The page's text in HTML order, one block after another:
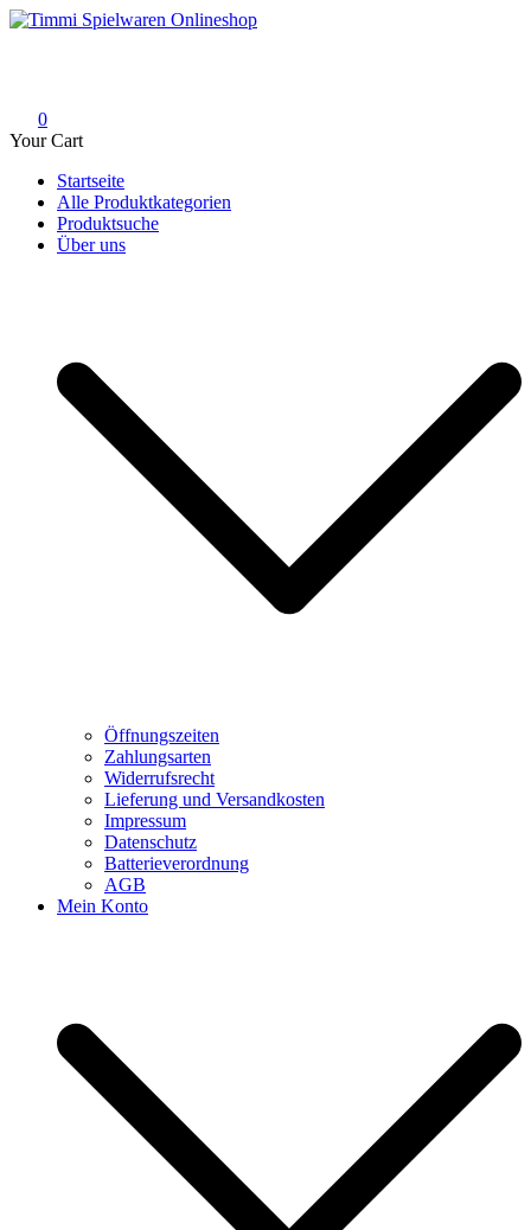
Skip
0
Your Cart
Startseite
Alle Produktkategorien
Produktsuche
Über uns
Öffnungszeiten
Zahlungsarten
Widerrufsrecht
Lieferung und Versandkosten
Impressum
Datenschutz
Batterieverordnung
AGB
Mein Konto